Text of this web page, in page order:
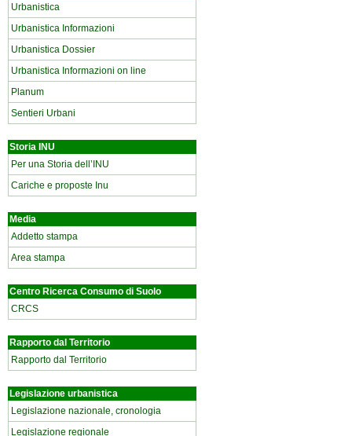
Urbanistica
Urbanistica Informazioni
Urbanistica Dossier
Urbanistica Informazioni on line
Planum
Sentieri Urbani
Storia INU
Per una Storia dell’INU
Cariche e proposte Inu
Media
Addetto stampa
Area stampa
Centro Ricerca Consumo di Suolo
CRCS
Rapporto dal Territorio
Rapporto dal Territorio
Legislazione urbanistica
Legislazione nazionale, cronologia
Legislazione regionale